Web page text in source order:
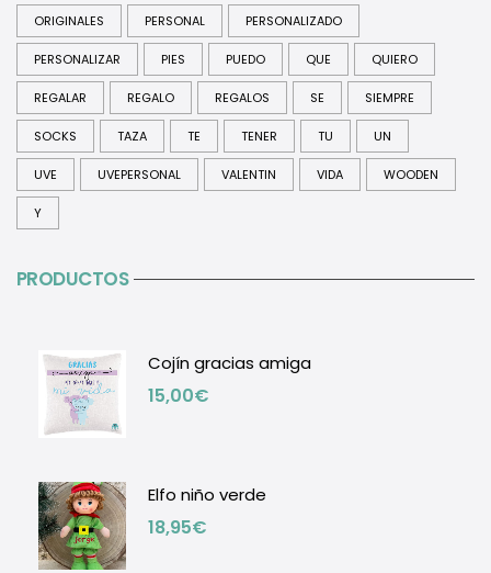
ORIGINALES PERSONAL PERSONALIZADO
PERSONALIZAR PIES PUEDO QUE QUIERO
REGALAR REGALO REGALOS SE SIEMPRE
SOCKS TAZA TE TENER TU UN
UVE UVEPERSONAL VALENTIN VIDA WOODEN
Y
PRODUCTOS
Cojín gracias amiga
15,00€
Elfo niño verde
18,95€